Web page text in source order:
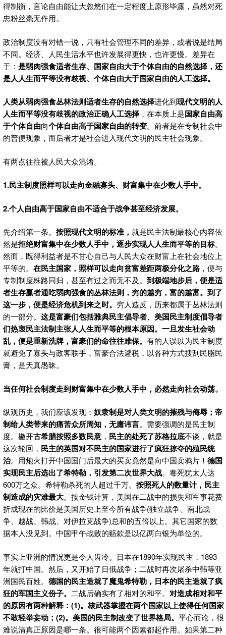
得制衡，言论自由能让大忽悠们在一定程度上原形毕露，虽然对死
忠粉丝毫无作用。
政治制度没有对错一说，只有社会管理不同的差异，或者说是结局
不同。经济、人民生活水平也许发展得更快，也许更慢。差异在
于： 是弱肉强食适者生存、国家自由大于个体自由的自然选择， 还
是人人生而平等没有歧视、个体自由大于国家自由的人工选择。
人类从弱肉强食丛林法则适者生存的自然选择进化到现代文明的人
人生而平等没有歧视的政治正确人工选择 ，在本质上是国家自由高
于个体自由向个体自由高于国家自由的转变。前者是在专制社会中
的普便现象，而后者才是社会进入现代文明的民主社会现象。
有两点往往被人民大众混淆。
1.民主制度照样可以走向金融寡头、财富集中在少数人手中。
2.个人自由高于国家自由不适合于战争甚至经济发展。
先介绍第一条。 按照现代文明的标准， 就是民主法制最核心内容依
然是拒绝财富集中在少数人手中，逐步实现人人生而平等的目标。
然而，既得利益者是不甘心自己与人民大众在财富上在社会地位上
平等的。 在民主国家，照样可以走向贫富差距两极分化之路 ，便与
专制制度殊路同归，甚至有过之而无不及。 到极端地步后，便是适
者生存赢者通吃弱肉强食的丛林法则，穷的越穷，富的越富。到了
这一步，便是经济危机到来之时。 穷人造反，历来都属于丛林法则
的一部分。 这是富豪们包括雅典民主倡导者、美国民主制度倡导者
们热衷民主法制主张人人生而平等的根本原因。一旦发生社会动
乱，便是重新洗牌，富豪们的命往往难保。 有的人误以为民主制度
就避免了寡头与政客联手，富豪合法避税，以各种方式搜刮民脂民
膏，是天真愚昧。
当任何社会制度走到财富集中在少数人手中，必然走向社会动荡。
纵观历史，我们应该发现： 奴隶制是对人类文明的摧残与侮辱；帝
制给人类带来的痛苦众所周知，无庸讳言。需要强调的是民主制
度。撇开古希腊按照多数民意 ， 民主的处死了苏格拉底不谈，就是
这次轮回， 民主的英国对不民主的国家进行了疯狂掠夺的殖民统
治。用炮火打开中国国门后最大的买卖竟然是向中国卖鸦片！ 德国
实现民主后选出了希特勒，引发第二次世界大战。毒死犹太人达
600万之众。希特勒杀死的人超过千万。 按照死人的数量计，民主
制造成的灾难最大。按金钱计算，美国在二战中的损失和军事花费
折成现在的比价是美国历史上至今所有战争(独立战争、南北战
争、越战、韩战、对伊拉克战争)总和的五倍以上。其它国家的数
据本人没见到。中国甲午战败的赔款是以亿两白银为单位的。
事实上亚洲的情况更是令人齿冷。日本在1890年实现民主，1893
年就打中国。然后，又开始了日俄战争；二战时再次屠杀中韩等亚
洲国民百姓。 德国的民主造就了魔鬼希特勒，日本的民主造就了疯
狂的军国主义份子。 二战后确实有了相对的和平。 对造成相对和平
的原因有两种解释： (1)。核武器掌握在两个国家以上使得任何国家
不敢轻举妄动；(2)。美国的民主制改变了世界格局。 平心而论，很
难说清真正原因是哪一条。很可能两个因素都起作用。如果第二种